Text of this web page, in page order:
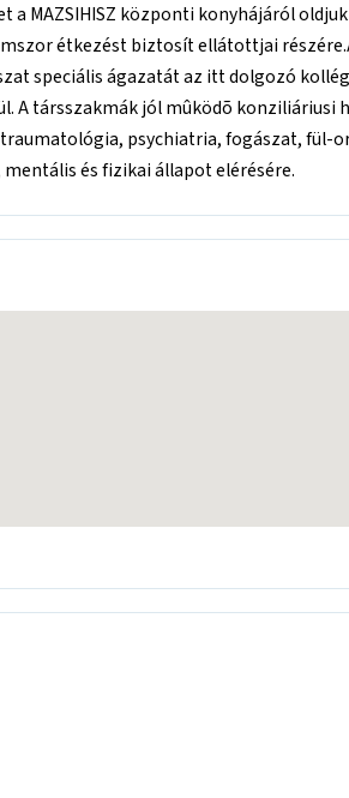
MAZSIHISZ központi konyhájáról
étkezést biztosít ellátottjai
speciális ágazatát az itt dolgozó
A társszakmák jól mûködõ
psychiatria, fogászat, fül-
és fizikai állapot elérésére.